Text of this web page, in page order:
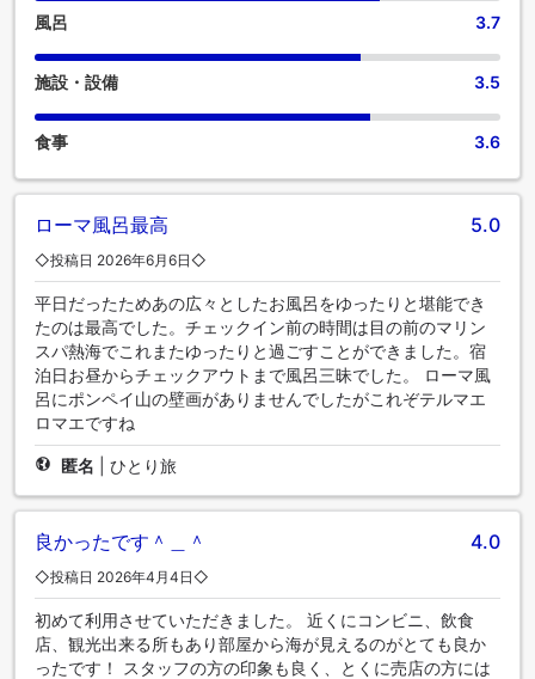
風呂 3.7
施設・設備 3.5
食事 3.6
ローマ風呂最高 5.0
◇投稿日 2026年6月6日◇
平日だったためあの広々としたお風呂をゆったりと堪能でき
たのは最高でした。チェックイン前の時間は目の前のマリン
スパ熱海でこれまたゆったりと過ごすことができました。宿
泊日お昼からチェックアウトまで風呂三昧でした。 ローマ風
呂にポンペイ山の壁画がありませんでしたがこれぞテルマエ
ロマエですね
匿名 ひとり旅
良かったです＾＿＾ 4.0
◇投稿日 2026年4月4日◇
初めて利用させていただきました。 近くにコンビニ、飲食
店、観光出来る所もあり部屋から海が見えるのがとても良か
ったです！ スタッフの方の印象も良く、とくに売店の方には